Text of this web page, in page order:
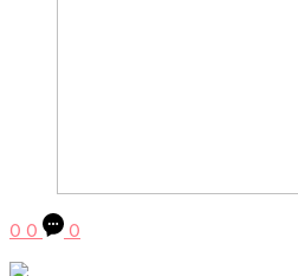
0 0 0